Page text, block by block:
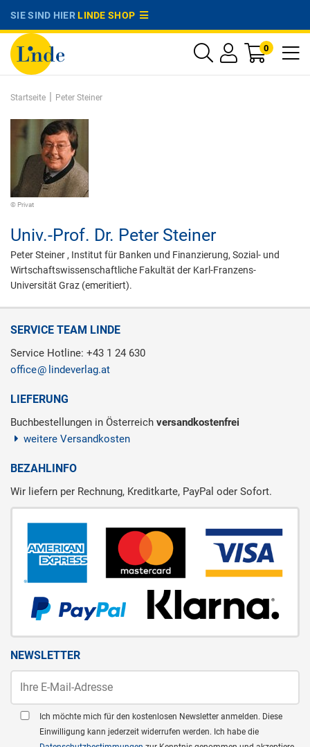
SIE SIND HIERLINDE SHOP
0
Startseite | Peter Steiner
© Privat
Univ.-Prof. Dr. Peter Steiner
Peter Steiner , Institut für Banken und Finanzierung, Sozial- und
Wirtschaftswissenschaftliche Fakultät der Karl-Franzens-
Universität Graz (emeritiert).
SERVICE TEAM LINDE
Service Hotline: +43 1 24 630
office
lindeverlag.at
LIEFERUNG
Buchbestellungen in Österreich versandkostenfrei
weitere Versandkosten
BEZAHLINFO
Wir liefern per Rechnung, Kreditkarte, PayPal oder Sofort.
NEWSLETTER
Ich möchte mich für den kostenlosen Newsletter anmelden. Diese
Einwilligung kann jederzeit widerrufen werden. Ich habe die